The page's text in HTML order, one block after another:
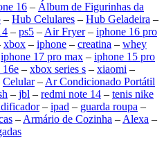
16 – Álbum de Figurinhas da
– Hub Celulares – Hub Geladeira –
– ps5 – Air Fryer– iphone 16 pro
xbox – iphone – creatina – whey
iphone 17 pro max – iphone 15 pro
16e – xbox series s – xiaomi –
Celular– Ar Condicionado Portátil
– jbl – redmi note 14 – tenis nike
– ipad – guarda roupa –
– Armário de Cozinha – Alexa –